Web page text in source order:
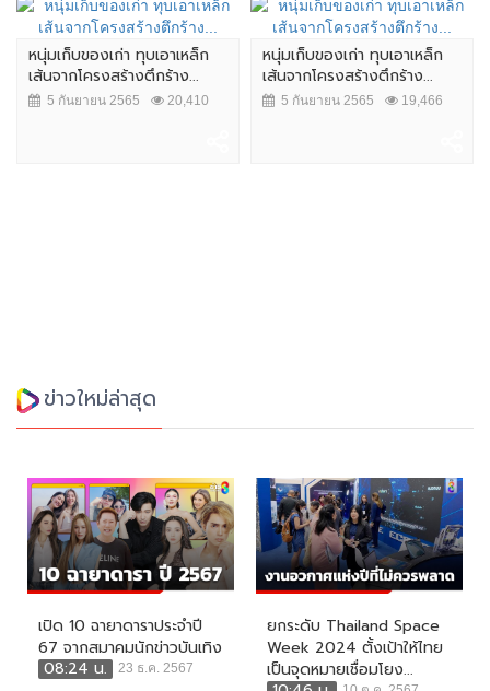
หนุ่มเก็บของเก่า ทุบเอาเหล็ก
เส้นจากโครงสร้างตึกร้าง...
5 กันยายน 2565 20,410
หนุ่มเก็บของเก่า ทุบเอาเหล็ก
เส้นจากโครงสร้างตึกร้าง...
5 กันยายน 2565 19,466
ข่าวใหม่ล่าสุด
เปิด 10 ฉายาดาราประจำปี
67 จากสมาคมนักข่าวบันเทิง
08:24 น.
23 ธ.ค. 2567
ยกระดับ Thailand Space
Week 2024 ตั้งเป้าให้ไทย
เป็นจุดหมายเชื่อมโยง...